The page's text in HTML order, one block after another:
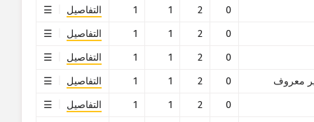
0
2
1
1
التفاصيل
0
2
1
1
التفاصيل
0
2
1
1
التفاصيل
معروف
0
2
1
1
التفاصيل
0
2
1
1
التفاصيل